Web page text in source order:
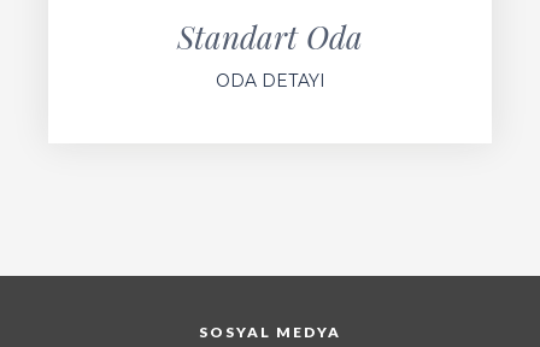
Standart Oda
ODA DETAYI
SOSYAL MEDYA